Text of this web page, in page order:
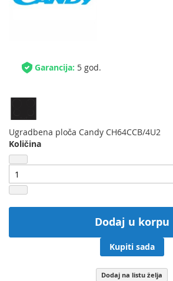
Garancija: 5 god.
Ugradbena ploča Candy CH64CCB/4U2
Količina
Dodaj u korpu
Kupiti sada
Dodaj na listu želja